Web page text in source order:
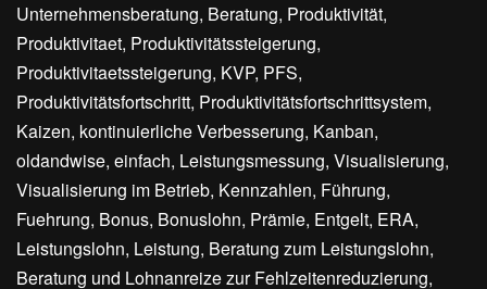
Unternehmensberatung, Beratung, Produktivität,
Produktivitaet, Produktivitätssteigerung,
Produktivitaetssteigerung, KVP, PFS,
Produktivitätsfortschritt, Produktivitätsfortschrittsystem,
Kaizen, kontinuierliche Verbesserung, Kanban,
oldandwise, einfach, Leistungsmessung, Visualisierung,
Visualisierung im Betrieb, Kennzahlen, Führung,
Fuehrung, Bonus, Bonuslohn, Prämie, Entgelt, ERA,
Leistungslohn, Leistung, Beratung zum Leistungslohn,
Beratung und Lohnanreize zur Fehlzeitenreduzierung,